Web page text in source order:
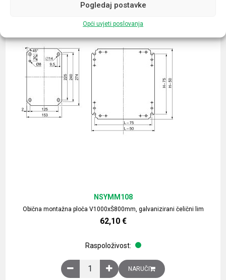
Pogledaj postavke
Opći uvjeti poslovanja
Obična montažna ploča V1000xŠ800mm, galvanizirani čelični lim
NSYMM108
62,10 €
Raspoloživost:
Obična montažna ploča V1000xŠ800mm,
NARUČI